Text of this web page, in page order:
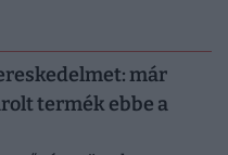
már
termék ebbe a